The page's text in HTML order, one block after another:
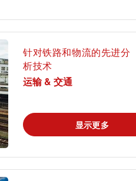
针对铁路和物流的先进分
析技术
运输 & 交通
显示更多
我是tami